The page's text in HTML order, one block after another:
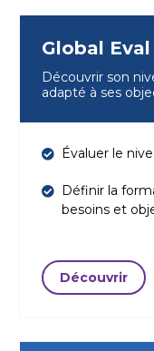
Global Eval
Découvrir son
adapté à ses
Évaluer le
Définir la
besoins et
Découvrir